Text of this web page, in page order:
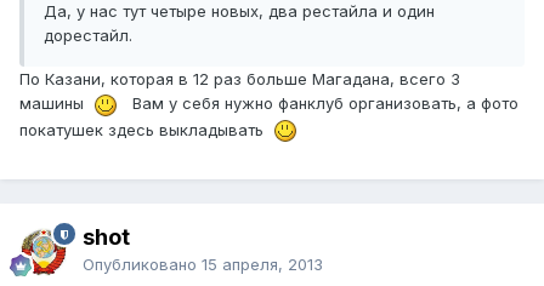
Да, у нас тут четыре новых, два рестайла и один
дорестайл.
По Казани, которая в 12 раз больше Магадана, всего 3
машины
Вам у себя нужно фанклуб организовать, а фото
покатушек здесь выкладывать
shot
Опубликовано 15 апреля, 2013